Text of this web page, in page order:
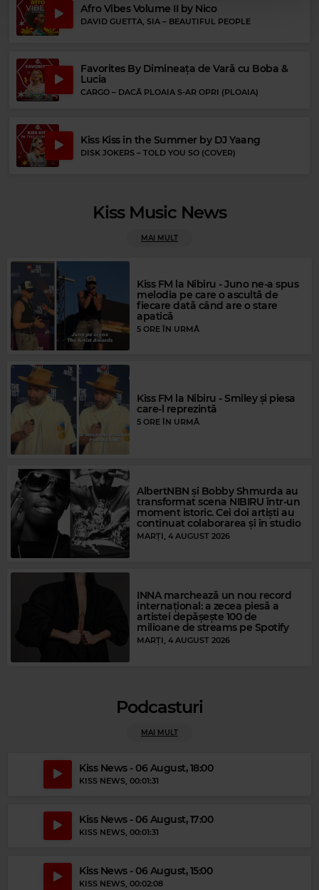
SON HOUSE–JOHN THE REVELATOR
Magic Gold
CHER BANG BANG (MY BABY SHOT ME DOWN)
Magic Party Mix
Afro Vibes Volume II by Nico
DAVID GUETTA, SIA – BEAUTIFUL PEOPLE
Favorites By Dimineața de Vară cu Boba &
Lucia
CARGO – DACĂ PLOAIA S-AR OPRI (PLOAIA)
Kiss Kiss in the Summer by DJ Yaang
DISK JOKERS – TOLD YOU SO (COVER)
Kiss Music News
MAI MULT
Kiss FM la Nibiru - Juno ne-a spus
melodia pe care o ascultă de
fiecare dată când are o stare
apatică
5 ORE ÎN URMĂ
Kiss FM la Nibiru - Smiley și piesa
care-l reprezintă
5 ORE ÎN URMĂ
AlbertNBN și Bobby Shmurda au
transformat scena NIBIRU într-un
moment istoric. Cei doi artiști au
continuat colaborarea și în studio
MARȚI, 4 AUGUST 2026
INNA marchează un nou record
internațional: a zecea piesă a
artistei depășește 100 de
milioane de streams pe Spotify
MARȚI, 4 AUGUST 2026
Podcasturi
MAI MULT
Kiss News - 06 August, 18:00
KISS NEWS, 00:01:31
Kiss News - 06 August, 17:00
KISS NEWS, 00:01:31
Kiss News - 06 August, 15:00
KISS NEWS, 00:02:08